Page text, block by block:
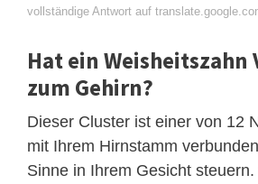
vollständige Antwort auf
Hat ein Weisheitszahn
zum Gehirn?
Dieser Cluster ist einer von 12
mit Ihrem Hirnstamm
Sinne in Ihrem Gesicht